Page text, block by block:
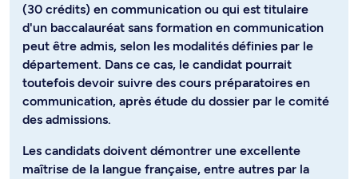
(30 crédits) en communication ou qui est titulaire
d'un baccalauréat sans formation en communication
peut être admis, selon les modalités définies par le
département. Dans ce cas, le candidat pourrait
toutefois devoir suivre des cours préparatoires en
communication, après étude du dossier par le comité
des admissions.
Les candidats doivent démontrer une excellente
maîtrise de la langue française, entre autres par la